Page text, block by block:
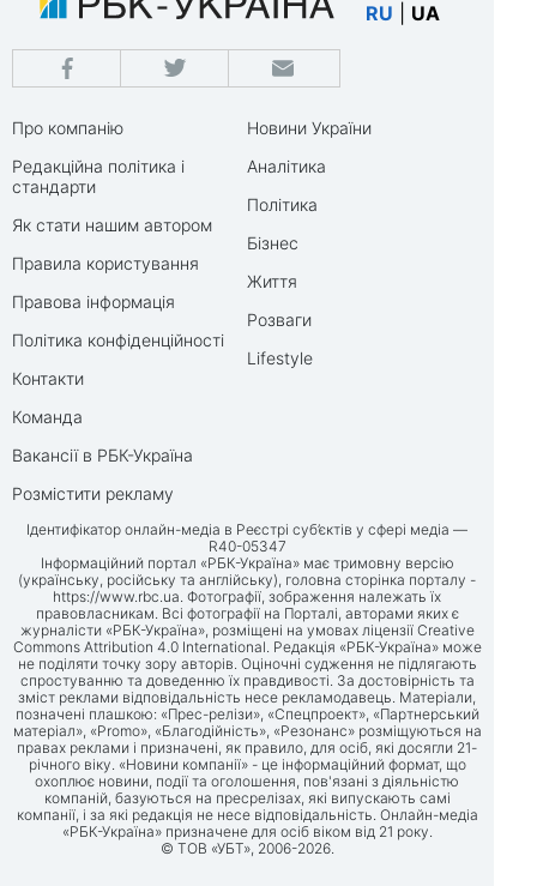
RU UA
Про компанію
Редакційна політика і
стандарти
Як стати нашим автором
Правила користування
Правова інформація
Політика конфіденційності
Контакти
Команда
Вакансії в РБК-Україна
Розмістити рекламу
Новини України
Аналітика
Політика
Бізнес
Життя
Розваги
Lifestyle
Ідентифікатор онлайн-медіа в Реєстрі суб’єктів у сфері медіа —
R40-05347
Інформаційний портал «РБК-Україна» має тримовну версію
(українську, російську та англійську), головна сторінка порталу -
https://www.rbc.ua. Фотографії, зображення належать їх
правовласникам. Всі фотографії на Порталі, авторами яких є
журналісти «РБК-Україна», розміщені на умовах ліцензії Creative
Commons Attribution 4.0 International. Редакція «РБК-Україна» може
не поділяти точку зору авторів. Оціночні судження не підлягають
спростуванню та доведенню їх правдивості. За достовірність та
зміст реклами відповідальність несе рекламодавець. Матеріали,
позначені плашкою: «Прес-релізи», «Спецпроект», «Партнерський
матеріал», «Promo», «Благодійність», «Резонанс» розміщуються на
правах реклами і призначені, як правило, для осіб, які досягли 21-
річного віку. «Новини компанії» - це інформаційний формат, що
охоплює новини, події та оголошення, пов'язані з діяльністю
компаній, базуються на пресрелізах, які випускають самі
компанії, і за які редакція не несе відповідальність. Онлайн-медіа
«РБК-Україна» призначене для осіб віком від 21 року.
© ТОВ «УБТ», 2006-2026.